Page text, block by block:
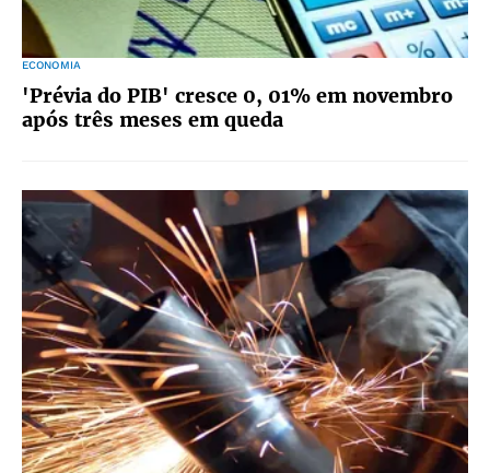
ECONOMIA
'Prévia do PIB' cresce 0, 01% em novembro
após três meses em queda